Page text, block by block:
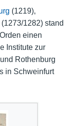
(1219),
1282) stand
einen
Institute zur
Rothenburg
in Schweinfurt